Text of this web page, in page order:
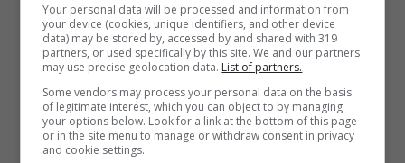
33 euro in più per i redditi fino a 20.000
euro;
44 euro in più per i redditi fino a 25.000
euro;
60 euro in più per i redditi fino a
Your personal data will be processed and information from
your device (cookies, unique identifiers, and other device
data) may be stored by, accessed by and shared with 319
partners, or used specifically by this site. We and our partners
may use precise geolocation data. List of partners.
Some vendors may process your personal data on the basis
of legitimate interest, which you can object to by managing
your options below. Look for a link at the bottom of this page
or in the site menu to manage or withdraw consent in privacy
and cookie settings.